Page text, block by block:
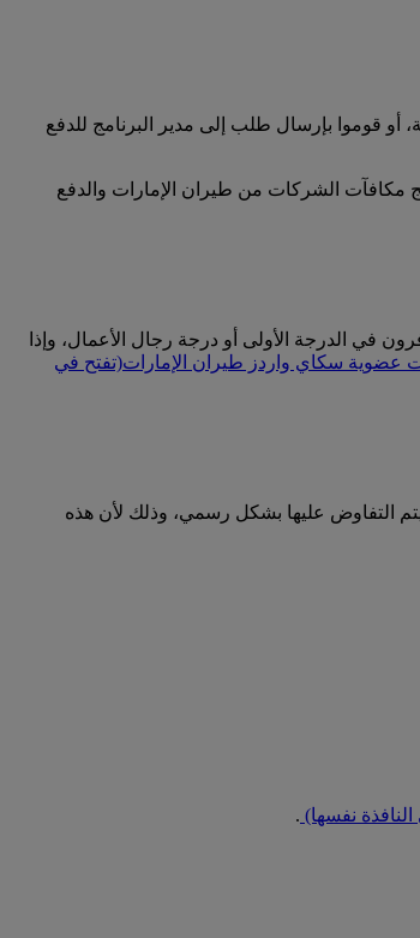
قوموا بإرسال طلب إلى مدير البرنامج للدفع
مكافآت الشركات من طيران الإمارات والدفع
في الدرجة الأولى أو درجة رجال الأعمال، وإذا
عضوية سكاي واردز طيران الإمارات(تفتح في
التفاوض عليها بشكل رسمي، وذلك لأن هذه
نفسها) .